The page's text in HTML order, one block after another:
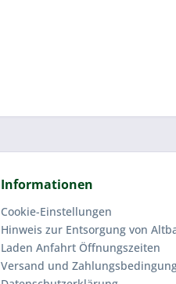
Informationen
Cookie-Einstellungen
Hinweis zur Entsorgung von
Laden Anfahrt Öffnungszeiten
Versand und